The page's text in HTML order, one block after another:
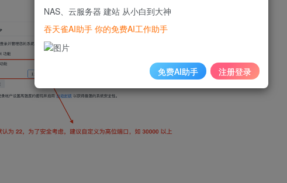
NAS、云服务器 建站 从小白到大神
吞天雀AI助手 你的免费AI工作助手
免费AI助手 注册登录